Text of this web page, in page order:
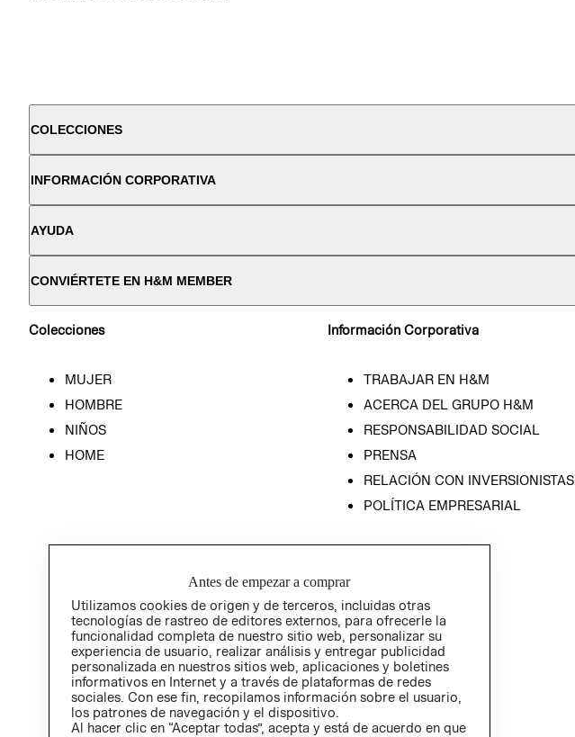
COLECCIONES
INFORMACIÓN CORPORATIVA
AYUDA
CONVIÉRTETE EN H&M MEMBER
Colecciones
MUJER
HOMBRE
NIÑOS
HOME
Información Corporativa
TRABAJAR EN H&M
ACERCA DEL GRUPO H&M
RESPONSABILIDAD SOCIAL
PRENSA
RELACIÓN CON INVERSIONISTAS
POLÍTICA EMPRESARIAL
Antes de empezar a comprar
Utilizamos cookies de origen y de terceros, incluidas otras
tecnologías de rastreo de editores externos, para ofrecerle la
funcionalidad completa de nuestro sitio web, personalizar su
experiencia de usuario, realizar análisis y entregar publicidad
personalizada en nuestros sitios web, aplicaciones y boletines
informativos en Internet y a través de plataformas de redes
sociales. Con ese fin, recopilamos información sobre el usuario,
los patrones de navegación y el dispositivo.
Al hacer clic en “Aceptar todas”, acepta y está de acuerdo en que